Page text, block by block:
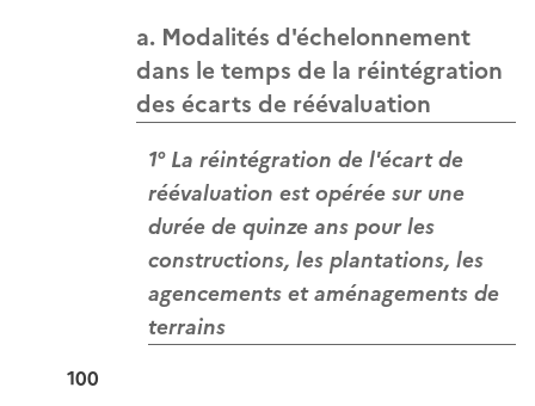
a. Modalités d'échelonnement
dans le temps de la réintégration
des écarts de réévaluation
1° La réintégration de l'écart de
réévaluation est opérée sur une
durée de quinze ans pour les
constructions, les plantations, les
agencements et aménagements de
terrains
100